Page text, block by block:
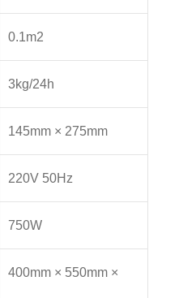
0.1m2
3kg/24h
145mm × 275mm
220V 50Hz
750W
400mm × 550mm ×